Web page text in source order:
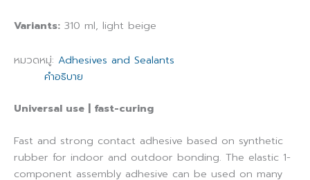
Variants: 310 ml, light beige
หมวดหมู่: Adhesives and Sealants
คำอธิบาย
Universal use | fast-curing
Fast and strong contact adhesive based on synthetic
rubber for indoor and outdoor bonding. The elastic 1-
component assembly adhesive can be used on many